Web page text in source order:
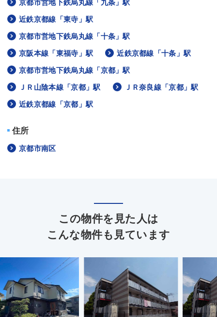
京都市営地下鉄烏丸線「九条」駅
近鉄京都線「東寺」駅
京都市営地下鉄烏丸線「十条」駅
京阪本線「東福寺」駅 近鉄京都線「十条」駅
京都市営地下鉄烏丸線「京都」駅
ＪＲ山陰本線「京都」駅 ＪＲ奈良線「京都」駅
近鉄京都線「京都」駅
住所
京都市南区
この物件を見た人は
こんな物件も見ています